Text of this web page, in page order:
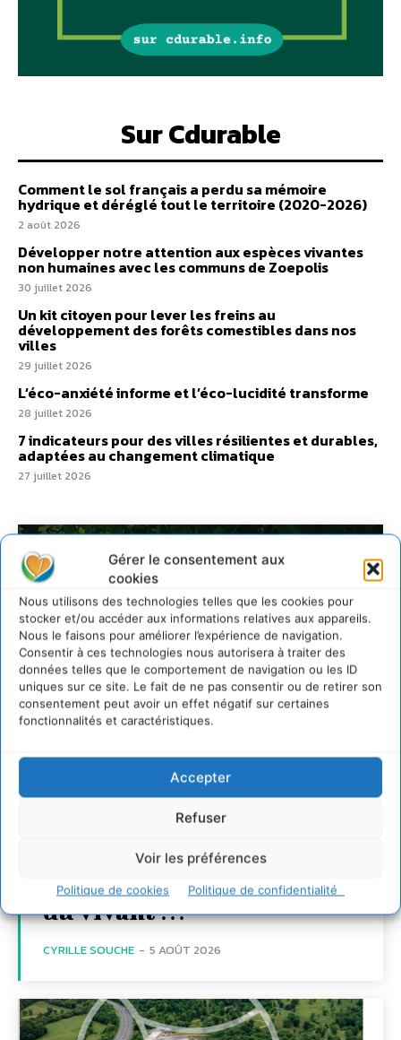
Gérer le consentement aux
cookies
Nous utilisons des technologies telles que les cookies pour
stocker et/ou accéder aux informations relatives aux appareils.
Nous le faisons pour améliorer l’expérience de navigation.
Consentir à ces technologies nous autorisera à traiter des
données telles que le comportement de navigation ou les ID
uniques sur ce site. Le fait de ne pas consentir ou de retirer son
consentement peut avoir un effet négatif sur certaines
fonctionnalités et caractéristiques.
Accepter
Refuser
Voir les préférences
Politique de cookies Politique de confidentialité
Sur Cdurable
Comment le sol français a perdu sa mémoire
hydrique et déréglé tout le territoire (2020-2026)
2 août 2026
Développer notre attention aux espèces vivantes
non humaines avec les communs de Zoepolis
30 juillet 2026
Un kit citoyen pour lever les freins au
développement des forêts comestibles dans nos
villes
29 juillet 2026
L’éco-anxiété informe et l’éco-lucidité transforme
28 juillet 2026
7 indicateurs pour des villes résilientes et durables,
adaptées au changement climatique
27 juillet 2026
S’inspirer de l’arbre
pour un modèle
économique régénératif
du vivant …
CYRILLE SOUCHE - 5 AOÛT 2026